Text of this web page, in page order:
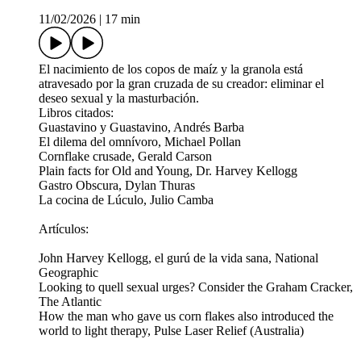
11/02/2026
17 min
El nacimiento de los copos de maíz y la granola está
atravesado por la gran cruzada de su creador: eliminar el
deseo sexual y la masturbación.
Libros citados:
Guastavino y Guastavino, Andrés Barba
El dilema del omnívoro, Michael Pollan
Cornflake crusade, Gerald Carson
Plain facts for Old and Young, Dr. Harvey Kellogg
Gastro Obscura, Dylan Thuras
La cocina de Lúculo, Julio Camba
Artículos:
John Harvey Kellogg, el gurú de la vida sana, National
Geographic
Looking to quell sexual urges? Consider the Graham Cracker,
The Atlantic
How the man who gave us corn flakes also introduced the
world to light therapy, Pulse Laser Relief (Australia)